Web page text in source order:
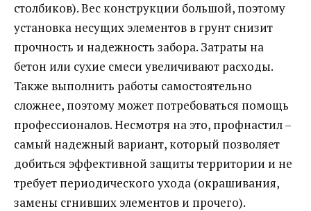
столбиков). Вес конструкции большой, поэтому
установка несущих элементов в грунт снизит
прочность и надежность забора. Затраты на
бетон или сухие смеси увеличивают расходы.
Также выполнить работы самостоятельно
сложнее, поэтому может потребоваться помощь
профессионалов. Несмотря на это, профнастил –
самый надежный вариант, который позволяет
добиться эффективной защиты территории и не
требует периодического ухода (окрашивания,
замены сгнивших элементов и прочего).